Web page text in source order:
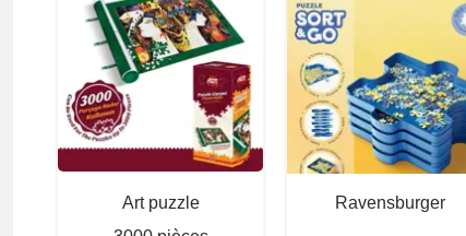
Art puzzle
Ravensburger